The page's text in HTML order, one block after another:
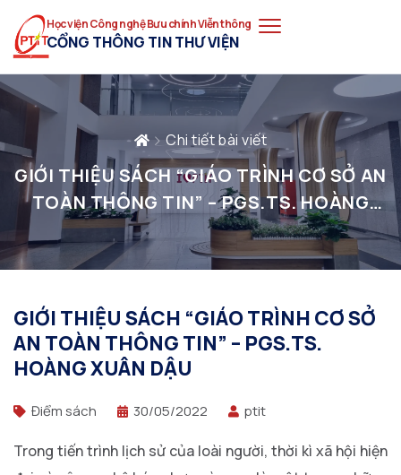
Học viện Công nghệ Bưu chính Viễn thông
CỔNG THÔNG TIN THƯ VIỆN
Chi tiết bài viết
GIỚI THIỆU SÁCH “GIÁO TRÌNH CƠ SỞ AN
TOÀN THÔNG TIN” – PGS.TS. HOÀNG
XUÂN DẬU
GIỚI THIỆU SÁCH “GIÁO TRÌNH CƠ SỞ
AN TOÀN THÔNG TIN” – PGS.TS.
HOÀNG XUÂN DẬU
Điểm sách 30/05/2022 ptit
Trong tiến trình lịch sử của loài người, thời kì xã hội hiện